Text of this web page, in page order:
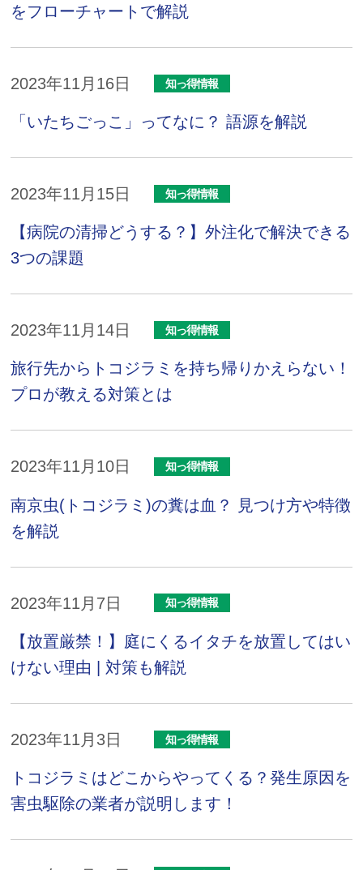
をフローチャートで解説
2023年11月16日 知っ得情報
「いたちごっこ」ってなに？ 語源を解説
2023年11月15日 知っ得情報
【病院の清掃どうする？】外注化で解決できる
3つの課題
2023年11月14日 知っ得情報
旅行先からトコジラミを持ち帰りかえらない！
プロが教える対策とは
2023年11月10日 知っ得情報
南京虫(トコジラミ)の糞は血？ 見つけ方や特徴
を解説
2023年11月7日 知っ得情報
【放置厳禁！】庭にくるイタチを放置してはい
けない理由 | 対策も解説
2023年11月3日 知っ得情報
トコジラミはどこからやってくる？発生原因を
害虫駆除の業者が説明します！